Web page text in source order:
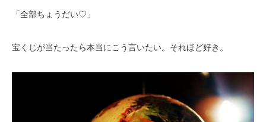
「全部ちょうだい♡」
宝くじが当たったら本当にこう言いたい。それほど好き。